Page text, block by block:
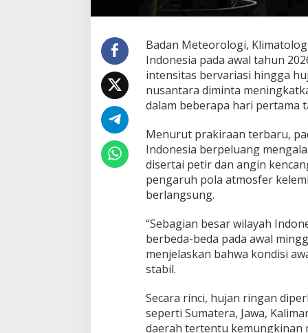
o
n
a
s
i
A
w
l
T
a
h
u
n
0
2
6
d
n
d
o
Badan Meteorologi,
Indonesia pada awal tahun
intensitas bervariasi hingga
nusantara diminta
dalam beberapa hari pertama
Menurut prakiraan terbaru,
Indonesia berpeluang
disertai petir dan angin
pengaruh pola atmosfer
berlangsung.
“Sebagian besar wilayah
berbeda-beda pada awal
menjelaskan bahwa kondisi
stabil.
Secara rinci, hujan ringan
seperti Sumatera, Jawa,
daerah tertentu kemungkinan